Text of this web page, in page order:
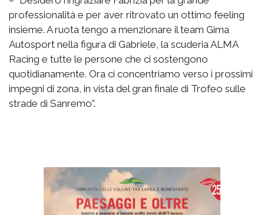
professionalità e per aver ritrovato un ottimo feeling
insieme. A ruota tengo a menzionare il team Gima
Autosport nella figura di Gabriele, la scuderia ALMA
Racing e tutte le persone che ci sostengono
quotidianamente. Ora ci concentriamo verso i prossimi
impegni di zona, in vista del gran finale di Trofeo sulle
strade di Sanremo”.